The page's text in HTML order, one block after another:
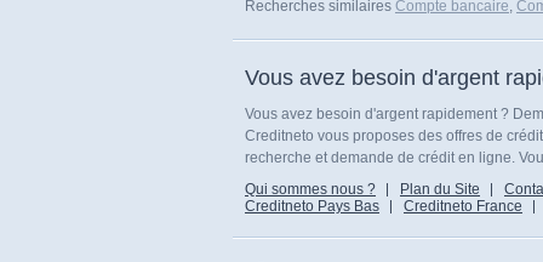
Recherches similaires Compte bancaire,
Vous avez besoin d'argent
Vous avez besoin d'argent rapidement ?
Creditneto vous proposes des offres de
recherche et demande de crédit en ligne.
Qui sommes nous ?
Plan du Site
Creditneto Pays Bas
Creditneto France